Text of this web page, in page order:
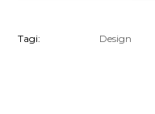
Tagi: Design